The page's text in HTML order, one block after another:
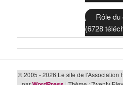
Rôle du
(6728
© 2005 - 2026 Le site de l'Association